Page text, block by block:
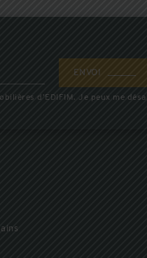
ENVOI
d’EDIFIM. Je peux me